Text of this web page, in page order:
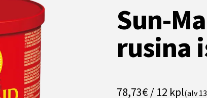
Sun-
rusina
78,73€ / 12 kpl(alv